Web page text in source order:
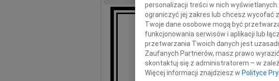
Z żalem zawiadamiamy, że w dniu 31
przeżywszy 98 lat
personalizacji treści w nich
ograniczyć jej zakres lub chcesz wycofać
Twoje dane osobowe mogą być
funkcjonowania serwisów i aplikacji lub
przetwarzania Twoich danych jest
Zaufanych Partnerów, masz prawo
skontaktuj się z administratorem – w
Więcej informacji znajdziesz w Polityce